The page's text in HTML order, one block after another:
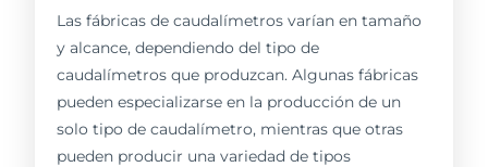
Las fábricas de caudalímetros varían en tamaño
y alcance, dependiendo del tipo de
caudalímetros que produzcan. Algunas fábricas
pueden especializarse en la producción de un
solo tipo de caudalímetro, mientras que otras
pueden producir una variedad de tipos